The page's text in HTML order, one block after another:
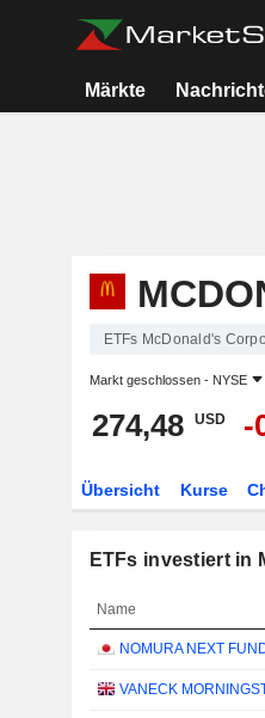
Märkte
ETFs McDonald's
Markt geschlossen - NYSE
274,48 USD -
Übersicht Kurse
ETFs investiert in
Name